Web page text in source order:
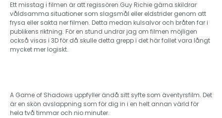
Ett misstag i filmen är att regissören Guy Richie gärna skildrar
våldsamma situationer som slagsmål eller eldstrider genom att
frysa eller sakta ner filmen. Detta medan kulsalvor och bråten far i
publikens riktning. För en stund undrar jag om filmen möjligen
också visas i 3D för då skulle detta grepp i det här fallet vara långt
mycket mer logiskt.
A Game of Shadows uppfyller ändå sitt syfte som äventyrsfilm. Det
är en skön avslappning som för dig in i en helt annan värld för
hela två timmar och nio minuter.